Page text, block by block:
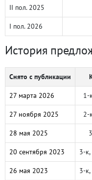
II пол. 2025
I пол. 2026
История
Снято с публикации
27 марта 2026 1-
27 ноября 2025 2-
28 мая 2025
20 сентября 2023 3-
26 мая 2023 3-